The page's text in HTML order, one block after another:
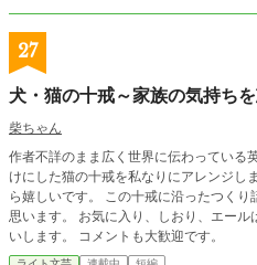
27
犬・猫の十戒～家族の気持ち
柴ちゃん
作者不詳のまま広く世界に伝わっている
けにした猫の十戒を私なりにアレンジしました。 心の片隅にでも
ら嬉しいです。 この十戒に沿ったつくり話も気が向いたら公開していきたいと
思います。 お気に入り、しおり、エールは励みになりますので、よろしくお願
いします。 コメントも大歓迎です。